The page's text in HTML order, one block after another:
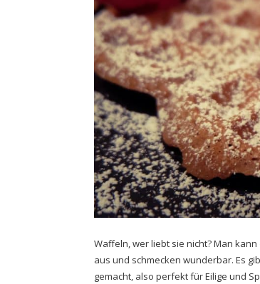
Waffeln, wer liebt sie nicht? Man
aus und schmecken wunderbar. Es
gemacht, also perfekt für Eilige und